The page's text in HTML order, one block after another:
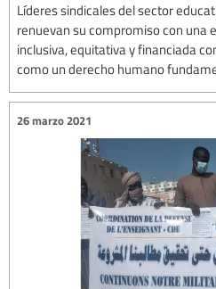
Líderes sindicales del sector
renuevan su compromiso con una
inclusiva, equitativa y financiada
como un derecho humano
26 marzo 2021